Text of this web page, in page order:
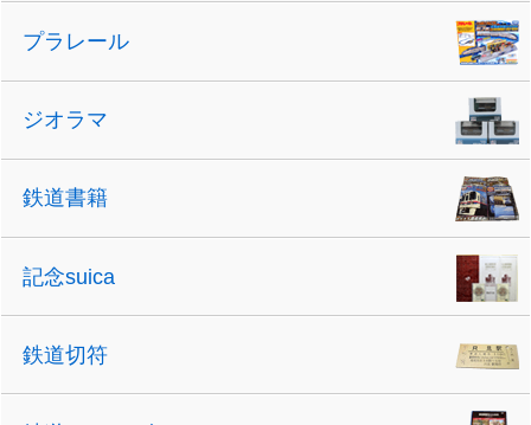
プラレール
ジオラマ
鉄道書籍
記念suica
鉄道切符